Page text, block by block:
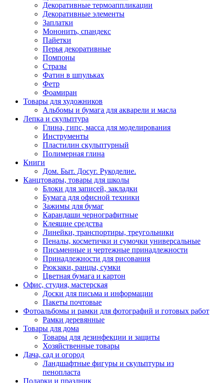
Декоративные термоаппликации
Декоративные элементы
Заплатки
Мононить, спандекс
Пайетки
Перья декоративные
Помпоны
Стразы
Фатин в шпульках
Фетр
Фоамиран
Товары для художников
Альбомы и бумага для акварели и масла
Лепка и скульптура
Глина, гипс, масса для моделирования
Инструменты
Пластилин скульптурный
Полимерная глина
Книги
Дом. Быт. Досуг. Рукоделие.
Канцтовары, товары для школы
Блоки для записей, закладки
Бумага для офисной техники
Зажимы для бумаг
Карандаши чернографитные
Клеящие средства
Линейки, транспортиры, треугольники
Пеналы, косметички и сумочки универсальные
Письменные и чертежные принадлежности
Принадлежности для рисования
Рюкзаки, ранцы, сумки
Цветная бумага и картон
Офис, студия, мастерская
Доски для письма и информации
Пакеты почтовые
Фотоальбомы и рамки для фотографий и готовых работ
Рамки деревянные
Товары для дома
Товары для дезинфекции и защиты
Хозяйственные товары
Дача, сад и огород
Ландшафтные фигуры и скульптуры из
пенопласта
Подарки и праздник